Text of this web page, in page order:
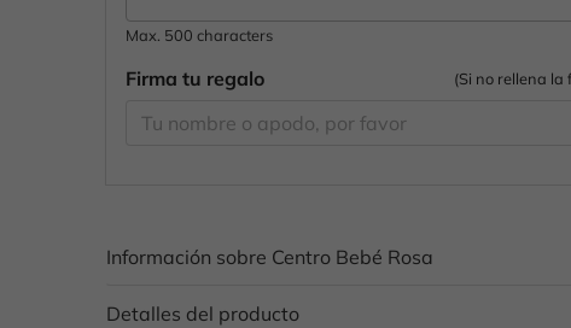
Max. 500 characters
Firma tu regalo (Si no rellena la
Información sobre Centro Bebé Rosa
Detalles del producto